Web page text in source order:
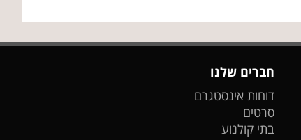
חברים שלנו
דוחות אינסטגרם
סרטים
בתי קולנוע